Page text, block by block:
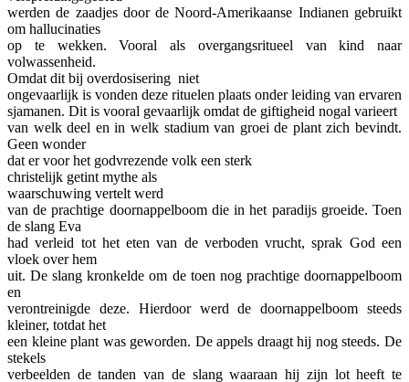
werden de zaadjes door de Noord-Amerikaanse Indianen gebruikt
om hallucinaties
op te wekken. Vooral als overgangsritueel van kind naar
volwassenheid.
Omdat dit bij overdosisering niet
ongevaarlijk is vonden deze rituelen plaats onder leiding van ervaren
sjamanen. Dit is vooral gevaarlijk omdat de giftigheid nogal varieert
van welk deel en in welk stadium van groei de plant zich bevindt.
Geen wonder
dat er voor het godvrezende volk een sterk
christelijk getint mythe als
waarschuwing vertelt werd
van de prachtige doornappelboom die in het paradijs groeide. Toen
de slang Eva
had verleid tot het eten van de verboden vrucht, sprak God een
vloek over hem
uit. De slang kronkelde om de toen nog prachtige doornappelboom
en
verontreinigde deze. Hierdoor werd de doornappelboom steeds
kleiner, totdat het
een kleine plant was geworden. De appels draagt hij nog steeds. De
stekels
verbeelden de tanden van de slang waaraan hij zijn lot heeft te